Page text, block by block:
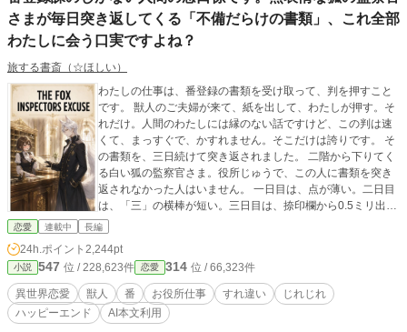
さまが毎日突き返してくる「不備だらけの書類」、これ全部
わたしに会う口実ですよね？
旅する書斎（☆ほしい）
わたしの仕事は、番登録の書類を受け取って、判を押すこと
です。 獣人のご夫婦が来て、紙を出して、わたしが押す。そ
れだけ。人間のわたしには縁のない話ですけど、この判は速
くて、まっすぐで、かすれません。そこだけは誇りです。 そ
の書類を、三日続けて突き返されました。 二階から下りてく
る白い狐の監察官さま。役所じゅうで、この人に書類を突き
返されなかった人はいません。 一日目は、点が薄い。二日目
は、「三」の横棒が短い。三日目は、捺印欄から0.5ミリ出て
いる。 四日目は、朱肉が濃い。 ……あの、これ、どういうこ
て、課長が逃げ腰になって、わたしの判が知らないところで
使われていて。 気づけば、わたしのまわりで何かが動いてい
ます。 あの人の名前を、わたしはまだ知りません。
恋愛 連載中 長編
24h.ポイント 2,244pt
小説 547 位 / 228,623件 恋愛 314 位 / 66,323件
異世界恋愛 獣人 番 お役所仕事 すれ違い
じれじれ
ハッピーエンド
AI本文利用